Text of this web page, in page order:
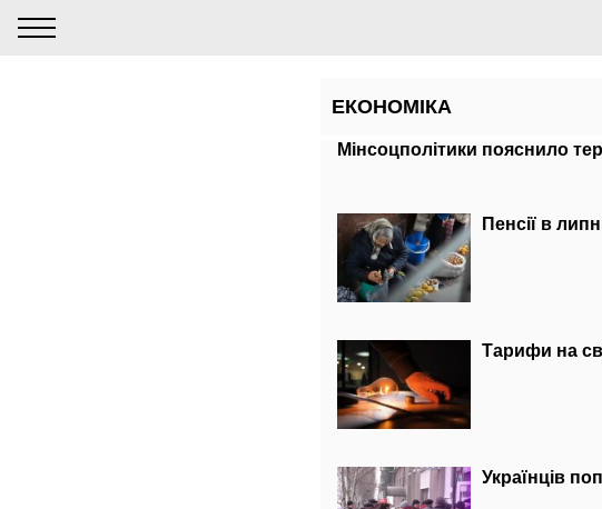
ЕКОНОМІКА
Мінсоцполітики пояснило
Пенсії в
Тарифи на
Українців